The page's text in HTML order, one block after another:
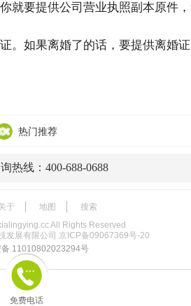
要提供公司营业执照副本原件，
如果离婚了的话，要提供离婚证
热门推荐
热线：400-688-0688
于 地图
搜索
All Rights Reserved
发展有限公司 京ICP备09067369号-20
备 11010802023294号
免费电话